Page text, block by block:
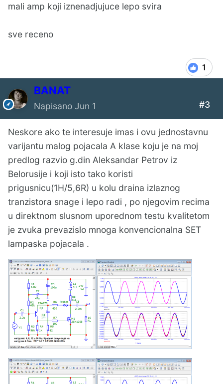
mali amp koji iznenadjujuce lepo svira
sve receno
1
BANAT
Napisano Jun 1 #3
Neskore ako te interesuje imas i ovu jednostavnu
varijantu malog pojacala A klase koju je na moj
predlog razvio g.din Aleksandar Petrov iz
Belorusije i koji isto tako koristi
prigusnicu(1H/5,6R) u kolu draina izlaznog
tranzistora snage i lepo radi , po njegovim recima
u direktnom slusnom uporednom testu kvalitetom
je zvuka prevazislo mnoga konvencionalna SET
lampaska pojacala .